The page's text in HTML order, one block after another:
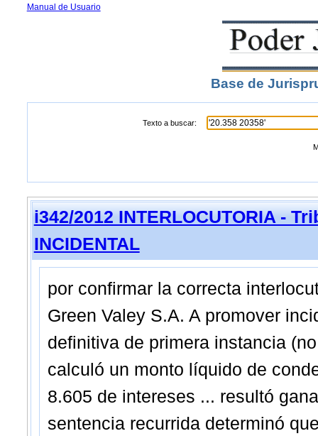
Manual de Usuario
Base de
Texto a buscar:
i342/2012 INTERLOCUTORIA -
INCIDENTAL
por confirmar la correcta
Green Valey S.A. A promover
definitiva de primera instancia
calculó un monto líquido de
8.605 de intereses ... resultó
sentencia recurrida determinó